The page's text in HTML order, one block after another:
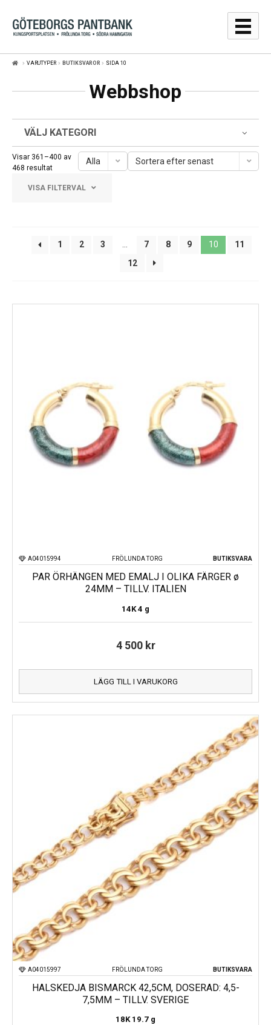
Hoppa
till
navigering
Hoppa
till
innehåll
GULDPRISER
SÄLJA
WEBBSHOP
WEBBSHOP
AUKTIONER
KONTAKT
VARUTYPER BUTIKSVAROR SIDA 10
Webbshop
VÄLJ KATEGORI
Visar 361–400 av
468 resultatSortera
senaste
Alla Sortera efter senast
VISA FILTERVAL
1 2 3 … 7 8 9 10
11
12
FRÖLUNDA TORG
A04015994 BUTIKSVARA
PAR ÖRHÄNGEN MED EMALJ I OLIKA FÄRGER ø
24MM – TILLV. ITALIEN
14K 4 g
4 500 kr
LÄGG TILL I VARUKORG
FRÖLUNDA TORG
A04015997 BUTIKSVARA
HALSKEDJA BISMARCK 42,5CM, DOSERAD: 4,5-
7,5MM – TILLV. SVERIGE
18K 19.7 g